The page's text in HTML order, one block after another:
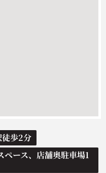
徒歩2分
ース、店舗奥駐車場1